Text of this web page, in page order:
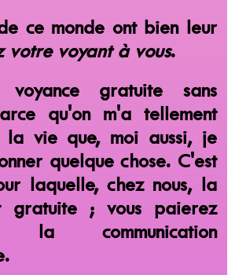
ce monde ont bien leur
votre voyant à vous.
gratuite sans
qu'on m'a tellement
la vie que, moi aussi, je
quelque chose. C'est
laquelle, chez nous, la
gratuite ; vous paierez
la communication